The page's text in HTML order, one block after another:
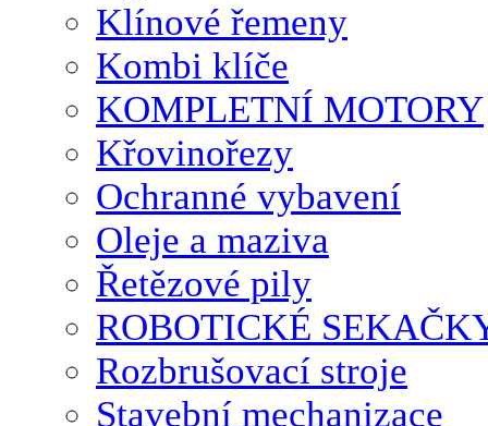
Klínové řemeny
Kombi klíče
KOMPLETNÍ MOTORY
Křovinořezy
Ochranné vybavení
Oleje a maziva
Řetězové pily
ROBOTICKÉ
Rozbrušovací stroje
Stavební mechanizace